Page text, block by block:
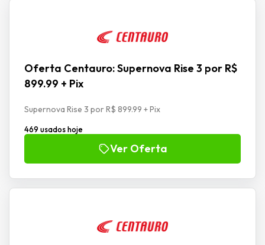
Oferta Centauro: Supernova Rise 3 por R$
899.99 + Pix
Supernova Rise 3 por R$ 899.99 + Pix
469 usados hoje
Ver Oferta